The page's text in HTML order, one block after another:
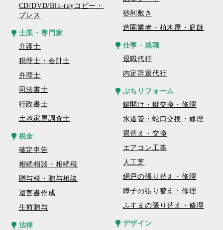
CD/DVD/Blu-rayコピー・
プレス
士業・専門家
弁護士
税理士・会計士
弁理士
司法書士
行政書士
土地家屋調査士
税金
確定申告
相続相談・相続税
贈与税・贈与相談
遺言書作成
生前贈与
法律
砂利敷き
造園業者・植木屋・庭師
仕事・就職
退職代行
内定辞退代行
ぷちリフォーム
鍵開け・鍵交換・修理
水道管・蛇口交換・修理
畳替え・交換
エアコン工事
人工芝
網戸の張り替え・修理
障子の張り替え・修理
ふすまの張り替え・修理
デザイン